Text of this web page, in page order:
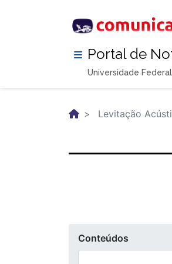
Portal de
Universidade
Levitação
Conteúdos